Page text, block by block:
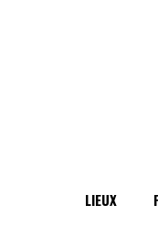
LIEUX